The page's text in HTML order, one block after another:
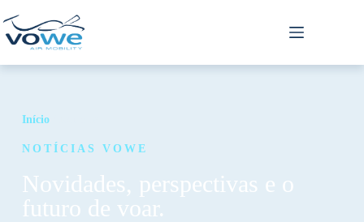
Início/ Notícias
NOTÍCIAS VOWE
Novidades, perspectivas e o
futuro de voar.